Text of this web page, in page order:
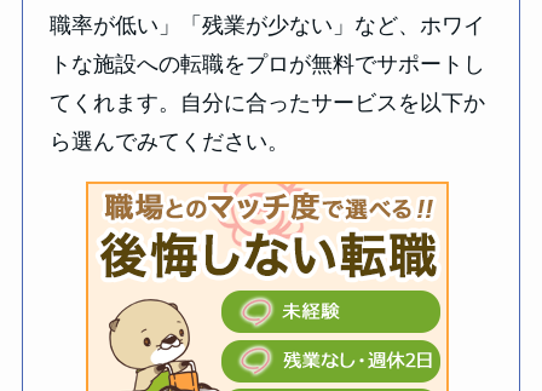
職率が低い」「残業が少ない」など、ホワイ
トな施設への転職をプロが無料でサポートし
てくれます。自分に合ったサービスを以下か
ら選んでみてください。